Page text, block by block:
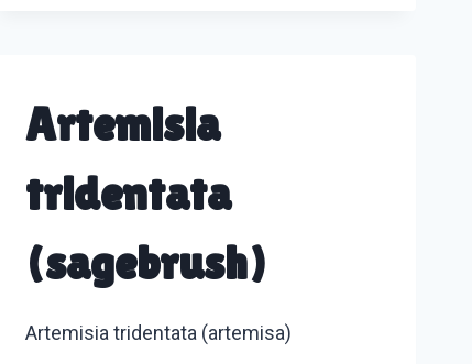
Artemisia
tridentata
(sagebrush)
Artemisia tridentata (artemisa)